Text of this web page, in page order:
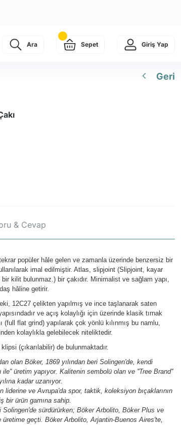
Ara Sepet Giriş Yap
Geri
& Cevap
popüler hâle gelen ve zamanla üzerinde benzersiz bir
imal edilmiştir. Atlas, slipjoint (Slipjoint, kayar
kilit bulunmaz.) bir çakıdır. Minimalist ve sağlam yapı,
hâline getirir.
12C27 çelikten yapılmış ve ince taşlanarak saten
ve açış kolaylığı için üzerinde klasik tırnak
flat grind) yapılarak çok yönlü kılınmış bu namlu,
kolaylıkla gelebilecek niteliktedir.
(çıkarılabilir) de bulunmaktadır.
olan Böker, 1869 yılından beri Solingen'de, kendi
üretim yapıyor. Kalitenin sembolü olan ve ''Tree Brand''
kadar uzanıyor.
ve Avrupa'da spor, taktik, koleksiyon bıçaklarının
bir ürün gamına sahip.
sürdürürken; Böker Arbolito, Böker Plus ve
geçti. Böker Arbolito, Arjantin-Buenos Aires'te,